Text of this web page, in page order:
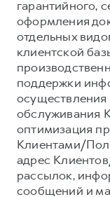
Коллекция PRO
Коллекция
Коллекция
Коллекция PRO
Коллекция
Коллекция
гарантийного,
оформления
отдельных
клиентской
поддержки
обслуживания
оптимизация
Клиентами/
адрес
рассылок,
сообщений и